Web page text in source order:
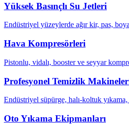
Yüksek Basınçlı Su Jetleri
Endüstriyel yüzeylerde ağır kir, pas,
Hava Kompresörleri
Pistonlu, vidalı, booster ve seyyar
Profesyonel Temizlik
Endüstriyel süpürge, halı-koltuk
Oto Yıkama Ekipmanları